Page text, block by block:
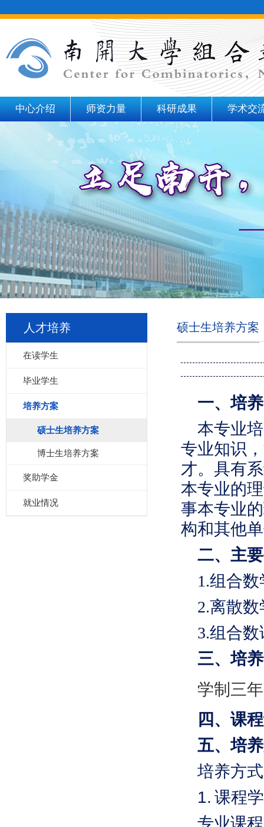
中心介绍 师资力量 科研成果 学术交
人才培养
在读学生
毕业学生
培养方案
硕士生培养方案
博士生培养方案
奖助学金
就业情况
硕士生培养方案
一、培
本专业
专业知识
才。具有
本专业的
事本专业
构和其他
二、主
1.组合数
2.离散
3.组合数
三、培
学制三
四、课
五、培
培养方
1. 课程
专业课